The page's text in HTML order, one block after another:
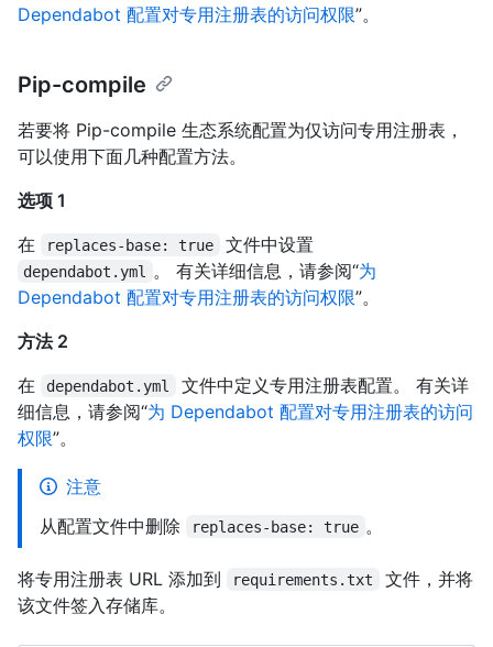
Dependabot 配置对专用注册表的访问权限”。
Pip-compile
若要将 Pip-compile 生态系统配置为仅访问专用注册表，
可以使用下面几种配置方法。
选项 1
在
replaces-base: true 文件中设置
dependabot.yml 。 有关详细信息，请参阅“为
Dependabot 配置对专用注册表的访问权限”。
方法 2
在
dependabot.yml
文件中定义专用注册表配置。 有关详
细信息，请参阅“为 Dependabot 配置对专用注册表的访问
权限”。
注意
从配置文件中删除
replaces-base: true 。
将专用注册表 URL 添加到 requirements.txt
文件，并将
该文件签入存储库。